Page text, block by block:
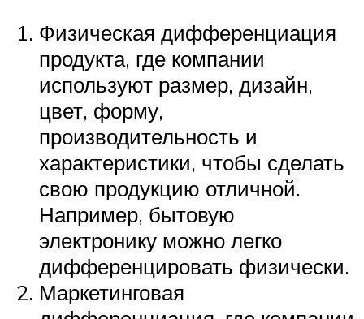
Физическая дифференциация
продукта, где компании
используют размер, дизайн,
цвет, форму,
производительность и
характеристики, чтобы сделать
свою продукцию отличной.
Например, бытовую
электронику можно легко
дифференцировать физически.
Маркетинговая